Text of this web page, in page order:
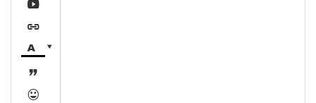





